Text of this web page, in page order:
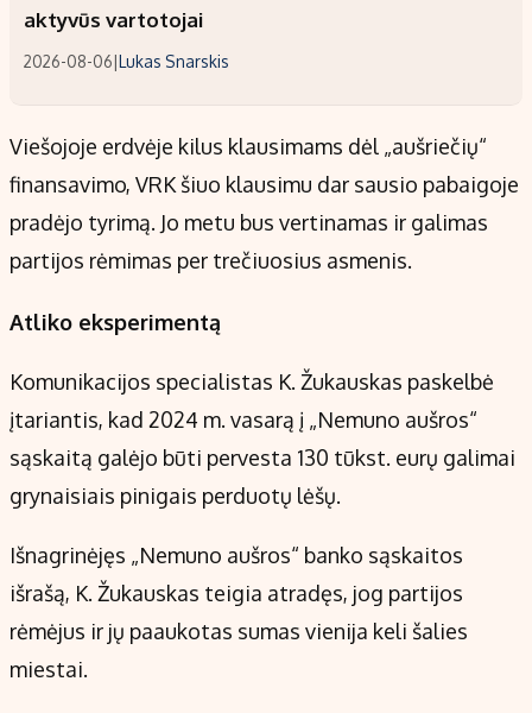
aktyvūs vartotojai
2026-08-06|Lukas Snarskis
Viešojoje erdvėje kilus klausimams dėl „aušriečių“
finansavimo, VRK šiuo klausimu dar sausio pabaigoje
pradėjo tyrimą. Jo metu bus vertinamas ir galimas
partijos rėmimas per trečiuosius asmenis.
Atliko eksperimentą
Komunikacijos specialistas K. Žukauskas paskelbė
įtariantis, kad 2024 m. vasarą į „Nemuno aušros“
sąskaitą galėjo būti pervesta 130 tūkst. eurų galimai
grynaisiais pinigais perduotų lėšų.
Išnagrinėjęs „Nemuno aušros“ banko sąskaitos
išrašą, K. Žukauskas teigia atradęs, jog partijos
rėmėjus ir jų paaukotas sumas vienija keli šalies
miestai.